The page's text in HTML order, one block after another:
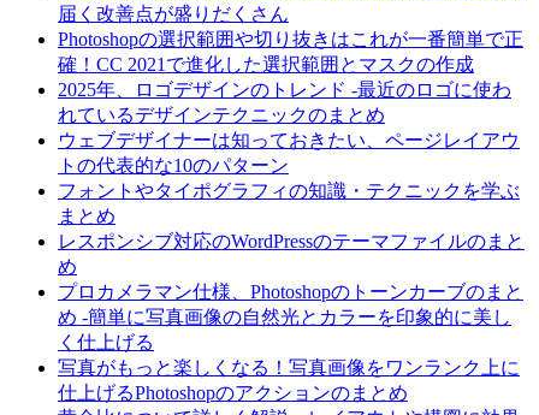
届く改善点が盛りだくさん
Photoshopの選択範囲や切り抜きはこれが一番簡単で正
確！CC 2021で進化した選択範囲とマスクの作成
2025年、ロゴデザインのトレンド -最近のロゴに使わ
れているデザインテクニックのまとめ
ウェブデザイナーは知っておきたい、ページレイアウ
トの代表的な10のパターン
フォントやタイポグラフィの知識・テクニックを学ぶ
まとめ
レスポンシブ対応のWordPressのテーマファイルのまと
め
プロカメラマン仕様、Photoshopのトーンカーブのまと
め -簡単に写真画像の自然光とカラーを印象的に美し
く仕上げる
写真がもっと楽しくなる！写真画像をワンランク上に
仕上げるPhotoshopのアクションのまとめ